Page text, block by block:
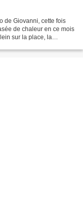
de Giovanni, cette fois
de chaleur en ce mois
sur la place, la